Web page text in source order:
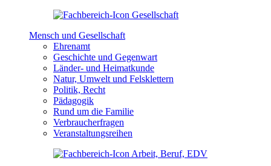
Mensch und Gesellschaft
Ehrenamt
Geschichte und Gegenwart
Länder- und Heimatkunde
Natur, Umwelt und Felsklettern
Politik, Recht
Pädagogik
Rund um die Familie
Verbraucherfragen
Veranstaltungsreihen